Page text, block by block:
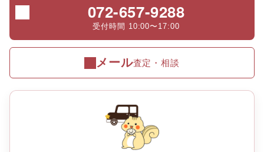
072-657-9288
受付時間 10:00〜17:00
メール査定・相談